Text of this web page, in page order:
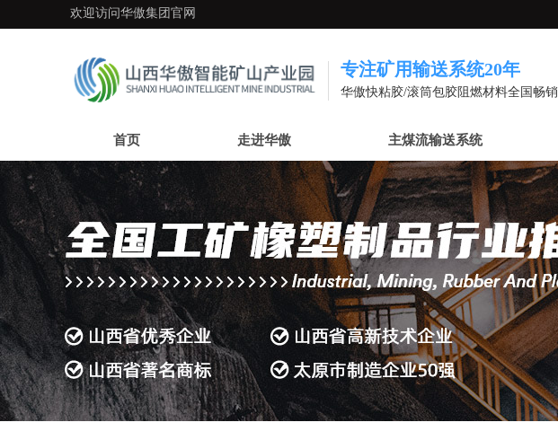
首页 走进华傲 主煤流输送系统
专注矿用输送系统20年
华傲快粘胶/滚筒包胶阻燃材料全国畅销
欢迎访问华傲集团官网